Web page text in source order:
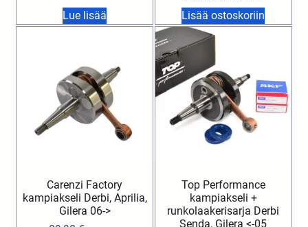
Lue lisää Lisää ostoskoriin
Carenzi Factory
kampiakseli Derbi, Aprilia,
Gilera 06->
Top Performance
kampiakseli +
runkolaakerisarja Derbi
Senda, Gilera <-05